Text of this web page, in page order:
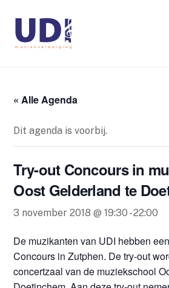
« Alle Agenda
Dit agenda is voorbij.
Try-out Concours in
Oost Gelderland te
3 november 2018 @ 19:30 -22:00
De muzikanten van UDI hebben
Concours in Zutphen. De try-out
concertzaal van de muziekschool